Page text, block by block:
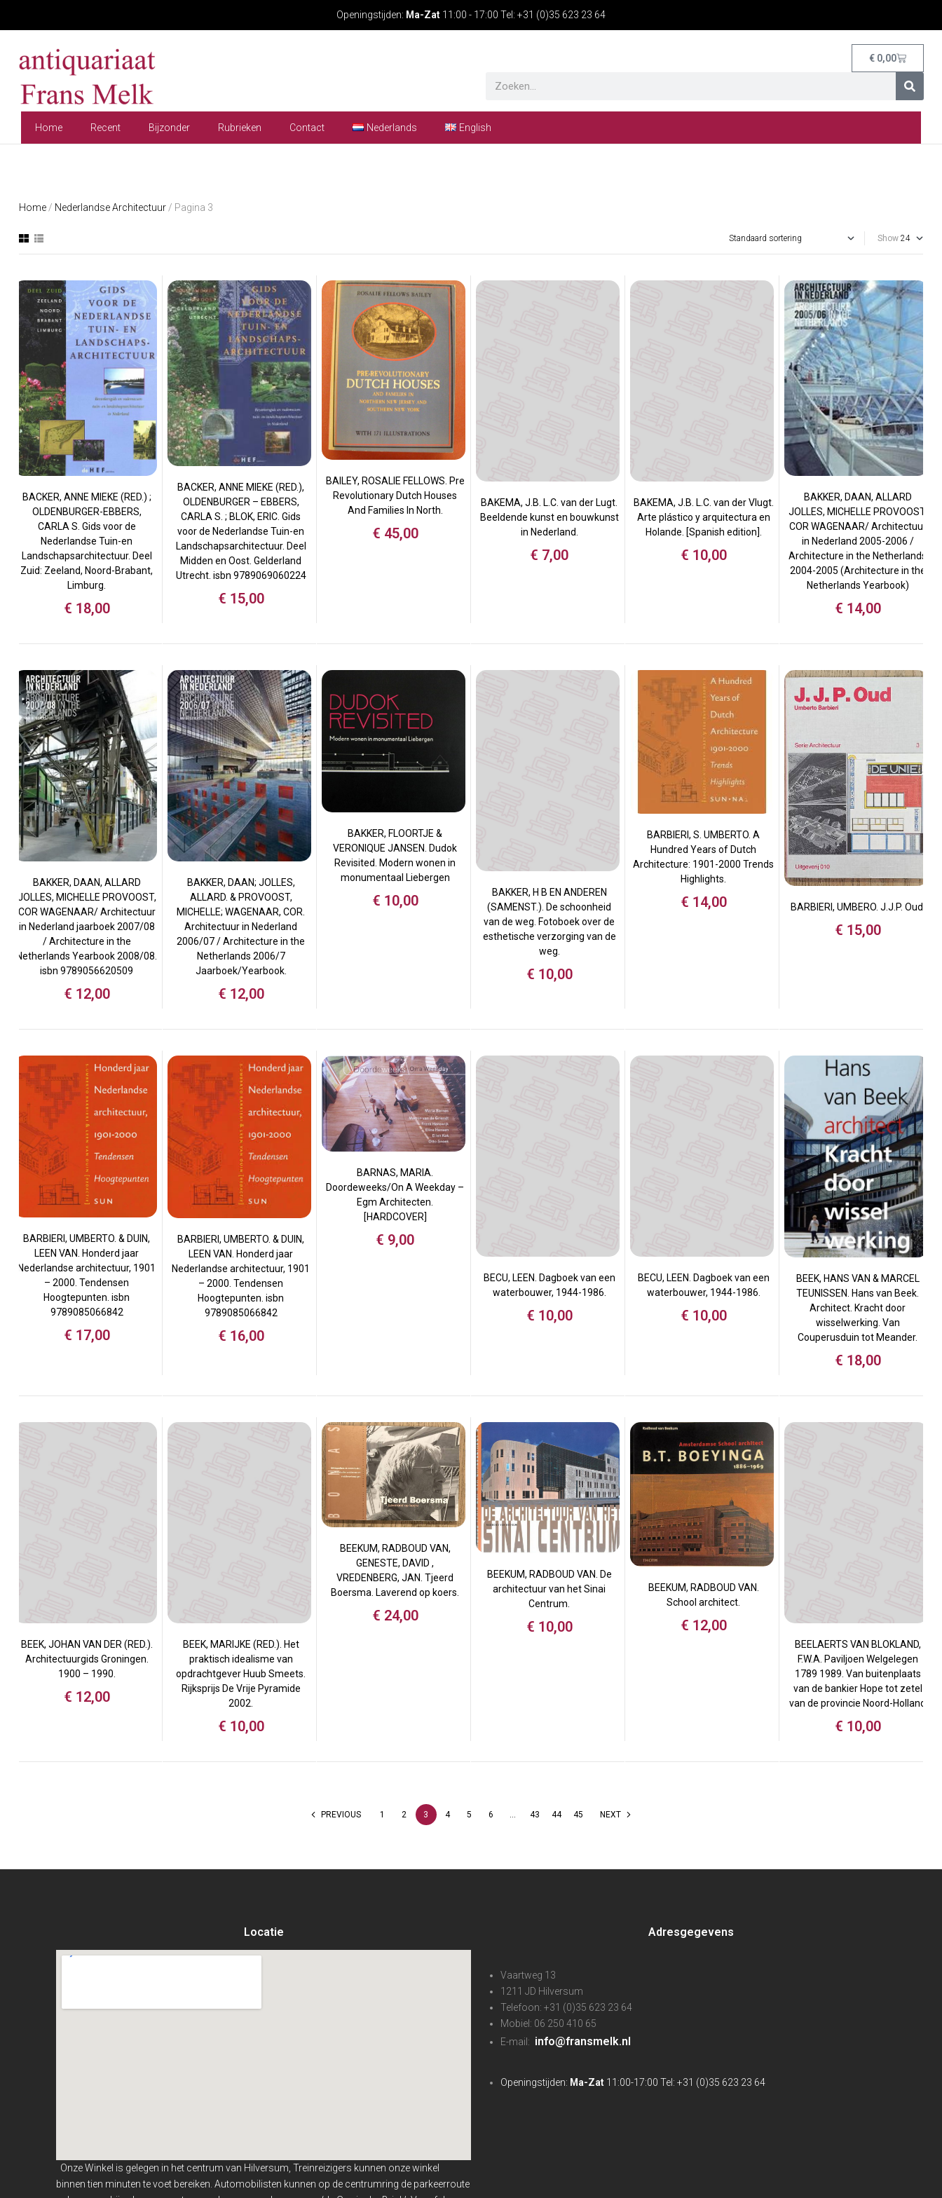
Openingstijden: Ma-Zat 11:00 - 17:00 Tel: +31 (0)35 623 23 64
€ 0,00
Home Recent Bijzonder Rubrieken Contact Nederlands English
Home / Nederlandse Architectuur / Pagina 3
Show
BACKER, ANNE MIEKE (RED.) ;
OLDENBURGER-EBBERS,
CARLA S. Gids voor de
Nederlandse Tuin-en
Landschapsarchitectuur. Deel
Zuid: Zeeland, Noord-Brabant,
Limburg.
€ 18,00
BACKER, ANNE MIEKE (RED.),
OLDENBURGER – EBBERS,
CARLA S. ; BLOK, ERIC. Gids
voor de Nederlandse Tuin-en
Landschapsarchitectuur. Deel
Midden en Oost. Gelderland
Utrecht. isbn 9789069060224
€ 15,00
BAILEY, ROSALIE FELLOWS. Pre
Revolutionary Dutch Houses
And Families In North.
€ 45,00
BAKEMA, J.B. L.C. van der Lugt.
Beeldende kunst en bouwkunst
in Nederland.
€ 7,00
BAKEMA, J.B. L.C. van der Vlugt.
Arte plástico y arquitectura en
Holande. [Spanish edition].
€ 10,00
BAKKER, DAAN, ALLARD
JOLLES, MICHELLE PROVOOST,
COR WAGENAAR/ Architectuur
in Nederland 2005-2006 /
Architecture in the Netherlands
2004-2005 (Architecture in the
Netherlands Yearbook)
€ 14,00
BAKKER, DAAN, ALLARD
JOLLES, MICHELLE PROVOOST,
COR WAGENAAR/ Architectuur
in Nederland jaarboek 2007/08
/ Architecture in the
Netherlands Yearbook 2008/08.
isbn 9789056620509
€ 12,00
BAKKER, DAAN; JOLLES,
ALLARD. & PROVOOST,
MICHELLE; WAGENAAR, COR.
Architectuur in Nederland
2006/07 / Architecture in the
Netherlands 2006/7
Jaarboek/Yearbook.
€ 12,00
BAKKER, FLOORTJE &
VERONIQUE JANSEN. Dudok
Revisited. Modern wonen in
monumentaal Liebergen
€ 10,00
BAKKER, H B EN ANDEREN
(SAMENST.). De schoonheid
van de weg. Fotoboek over de
esthetische verzorging van de
weg.
€ 10,00
BARBIERI, S. UMBERTO. A
Hundred Years of Dutch
Architecture: 1901-2000 Trends
Highlights.
€ 14,00 BARBIERI, UMBERO. J.J.P. Oud.
€ 15,00
BARBIERI, UMBERTO. & DUIN,
LEEN VAN. Honderd jaar
Nederlandse architectuur, 1901
– 2000. Tendensen
Hoogtepunten. isbn
9789085066842
€ 17,00
BARBIERI, UMBERTO. & DUIN,
LEEN VAN. Honderd jaar
Nederlandse architectuur, 1901
– 2000. Tendensen
Hoogtepunten. isbn
9789085066842
€ 16,00
BARNAS, MARIA.
Doordeweeks/On A Weekday –
Egm Architecten.
[HARDCOVER]
€ 9,00
BECU, LEEN. Dagboek van een
waterbouwer, 1944-1986.
€ 10,00
BECU, LEEN. Dagboek van een
waterbouwer, 1944-1986.
€ 10,00
BEEK, HANS VAN & MARCEL
TEUNISSEN. Hans van Beek.
Architect. Kracht door
wisselwerking. Van
Couperusduin tot Meander.
€ 18,00
BEEK, JOHAN VAN DER (RED.).
Architectuurgids Groningen.
1900 – 1990.
€ 12,00
BEEK, MARIJKE (RED.). Het
praktisch idealisme van
opdrachtgever Huub Smeets.
Rijksprijs De Vrije Pyramide
2002.
€ 10,00
BEEKUM, RADBOUD VAN,
GENESTE, DAVID ,
VREDENBERG, JAN. Tjeerd
Boersma. Laverend op koers.
€ 24,00
BEEKUM, RADBOUD VAN. De
architectuur van het Sinai
Centrum.
€ 10,00
BEEKUM, RADBOUD VAN.
School architect.
€ 12,00
BEELAERTS VAN BLOKLAND,
F.W.A. Paviljoen Welgelegen
1789 1989. Van buitenplaats
van de bankier Hope tot zetel
van de provincie Noord-Holland
€ 10,00
PREVIOUS 1 2 3 4 5 6 43 44 45 NEXT
Locatie
Onze Winkel is gelegen in het centrum van Hilversum, Treinreizigers kunnen onze winkel
binnentien minuten te voet bereiken. Automobilisten kunnen op de centrumring de parkeerroute
Adresgegevens
Vaartweg 13
1211 JD Hilversum
Telefoon: +31 (0)35 623 23 64
Mobiel: 06 250 410 65
E-mail: info@fransmelk.nl
Openingstijden: Ma-Zat 11:00-17:00 Tel: +31 (0)35 623 23 64